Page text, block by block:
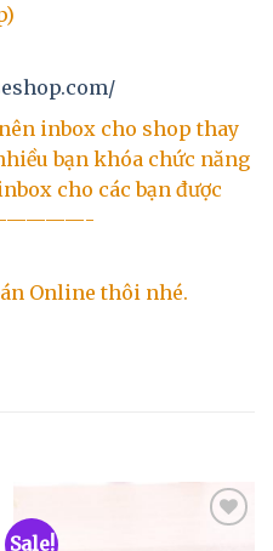
inbox cho shop thay
bạn khóa chức năng
cho các bạn được
Online thôi nhé.
Sale!